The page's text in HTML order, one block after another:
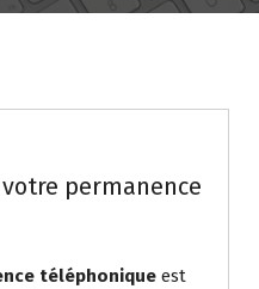
permanence
téléphonique est